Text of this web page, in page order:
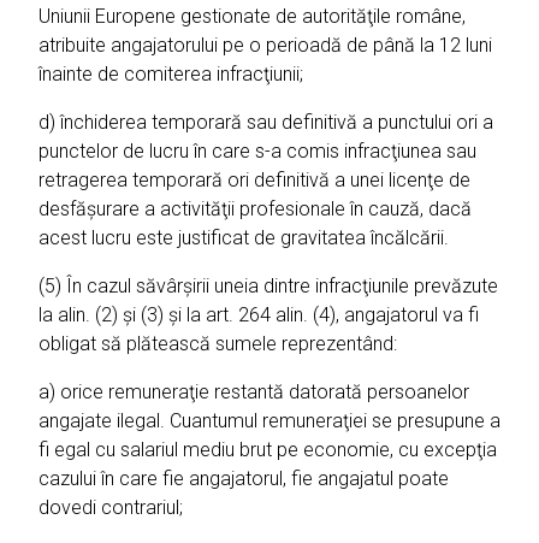
Uniunii Europene gestionate de autorităţile române,
atribuite angajatorului pe o perioadă de până la 12 luni
înainte de comiterea infracţiunii;
d) închiderea temporară sau definitivă a punctului ori a
punctelor de lucru în care s-a comis infracţiunea sau
retragerea temporară ori definitivă a unei licenţe de
desfăşurare a activităţii profesionale în cauză, dacă
acest lucru este justificat de gravitatea încălcării.
(5) În cazul săvârşirii uneia dintre infracţiunile prevăzute
la alin. (2) şi (3) şi la art. 264 alin. (4), angajatorul va fi
obligat să plătească sumele reprezentând:
a) orice remuneraţie restantă datorată persoanelor
angajate ilegal. Cuantumul remuneraţiei se presupune a
fi egal cu salariul mediu brut pe economie, cu excepţia
cazului în care fie angajatorul, fie angajatul poate
dovedi contrariul;